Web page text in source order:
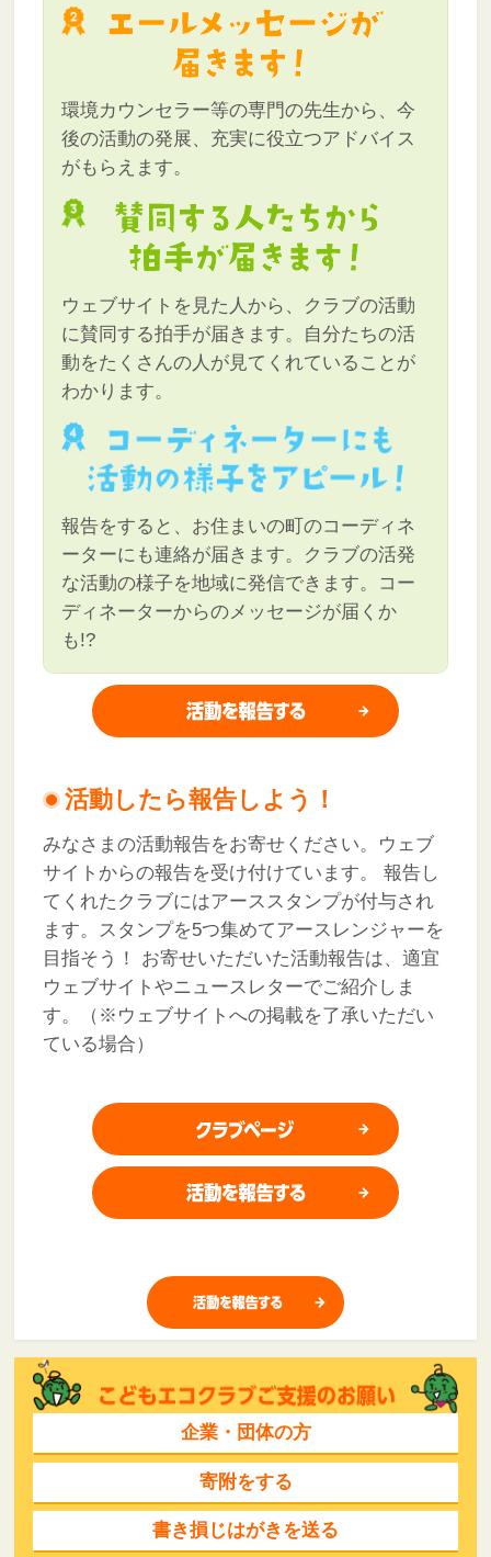
環境カウンセラー等の専門の先生から、今
後の活動の発展、充実に役立つアドバイス
がもらえます。
ウェブサイトを見た人から、クラブの活動
に賛同する拍手が届きます。自分たちの活
動をたくさんの人が見てくれていることが
わかります。
報告をすると、お住まいの町のコーディネ
ーターにも連絡が届きます。クラブの活発
な活動の様子を地域に発信できます。コー
ディネーターからのメッセージが届くか
も!?
活動したら報告しよう！
みなさまの活動報告をお寄せください。ウェブ
サイトからの報告を受け付けています。
報告し
てくれたクラブにはアーススタンプが付与され
ます。スタンプを5つ集めてアースレンジャーを
目指そう！
お寄せいただいた活動報告は、適宜
ウェブサイトやニュースレターでご紹介しま
す。（※ウェブサイトへの掲載を了承いただい
ている場合）
企業・団体の方
寄附をする
書き損じはがきを送る